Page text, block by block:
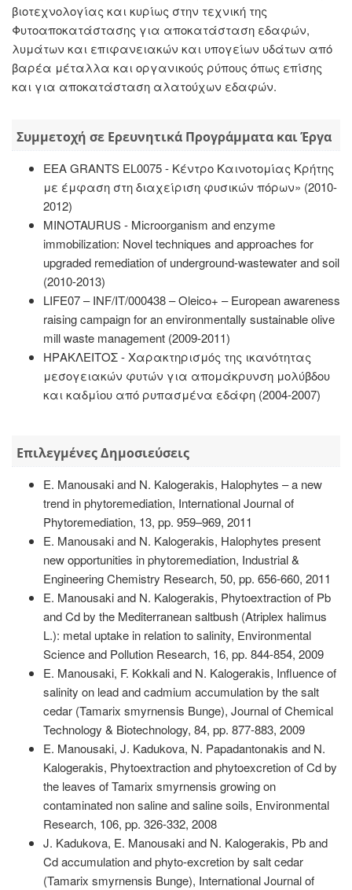
βιοτεχνολογίας και κυρίως στην τεχνική της
Φυτοαποκατάστασης για αποκατάσταση εδαφών,
λυμάτων και επιφανειακών και υπογείων υδάτων από
βαρέα μέταλλα και οργανικούς ρύπους όπως επίσης
και για αποκατάσταση αλατούχων εδαφών.
Συμμετοχή σε Ερευνητικά Προγράμματα και Έργα
EEA GRANTS EL0075 - Κέντρο Καινοτομίας Κρήτης
με έμφαση στη διαχείριση φυσικών πόρων» (2010-
2012)
MINOTAURUS - Microorganism and enzyme
immobilization: Novel techniques and approaches for
upgraded remediation of underground-wastewater and soil
(2010-2013)
LIFE07 – INF/IT/000438 – Oleico+ – European awareness
raising campaign for an environmentally sustainable olive
mill waste management (2009-2011)
ΗΡΑΚΛΕΙΤΟΣ - Χαρακτηρισμός της ικανότητας
μεσογειακών φυτών για απομάκρυνση μολύβδου
και καδμίου από ρυπασμένα εδάφη (2004-2007)
Επιλεγμένες Δημοσιεύσεις
E. Manousaki and N. Kalogerakis, Halophytes – a new
trend in phytoremediation, International Journal of
Phytoremediation, 13, pp. 959–969, 2011
E. Manousaki and N. Kalogerakis, Halophytes present
new opportunities in phytoremediation, Industrial &
Engineering Chemistry Research, 50, pp. 656-660, 2011
E. Manousaki and N. Kalogerakis, Phytoextraction of Pb
and Cd by the Mediterranean saltbush (Atriplex halimus
L.): metal uptake in relation to salinity, Environmental
Science and Pollution Research, 16, pp. 844-854, 2009
E. Manousaki, F. Kokkali and N. Kalogerakis, Influence of
salinity on lead and cadmium accumulation by the salt
cedar (Tamarix smyrnensis Bunge), Journal of Chemical
Technology & Biotechnology, 84, pp. 877-883, 2009
E. Manousaki, J. Kadukova, N. Papadantonakis and N.
Kalogerakis, Phytoextraction and phytoexcretion of Cd by
the leaves of Tamarix smyrnensis growing on
contaminated non saline and saline soils, Environmental
Research, 106, pp. 326-332, 2008
J. Kadukova, E. Manousaki and N. Kalogerakis, Pb and
Cd accumulation and phyto-excretion by salt cedar
(Tamarix smyrnensis Bunge), International Journal of